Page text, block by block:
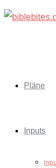
Zum
Pläne
Inputs